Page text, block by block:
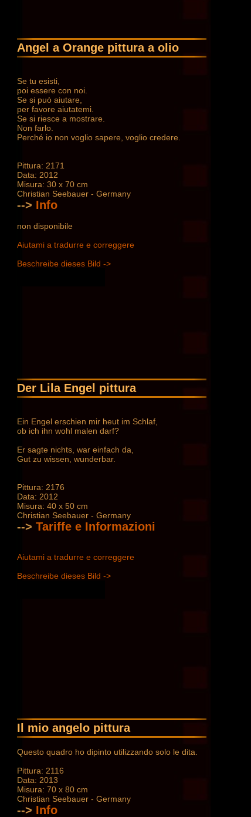
Angel a Orange pittura a olio
Se tu esisti,
poi essere con noi.
Se si può aiutare,
per favore aiutatemi.
Se si riesce a mostrare.
Non farlo.
Perché io non voglio sapere, voglio credere.
Pittura: 2171
Data: 2012
Misura: 30 x 70 cm
Christian Seebauer - Germany
--> Info
non disponibile
Aiutami a tradurre e correggere
Beschreibe dieses Bild ->
Der Lila Engel pittura
Ein Engel erschien mir heut im Schlaf,
ob ich ihn wohl malen darf?
Er sagte nichts, war einfach da,
Gut zu wissen, wunderbar.
Pittura: 2176
Data: 2012
Misura: 40 x 50 cm
Christian Seebauer - Germany
--> Tariffe e Informazioni
Aiutami a tradurre e correggere
Beschreibe dieses Bild ->
Il mio angelo pittura
Questo quadro ho dipinto utilizzando solo le dita.
Pittura: 2116
Data: 2013
Misura: 70 x 80 cm
Christian Seebauer - Germany
--> Info